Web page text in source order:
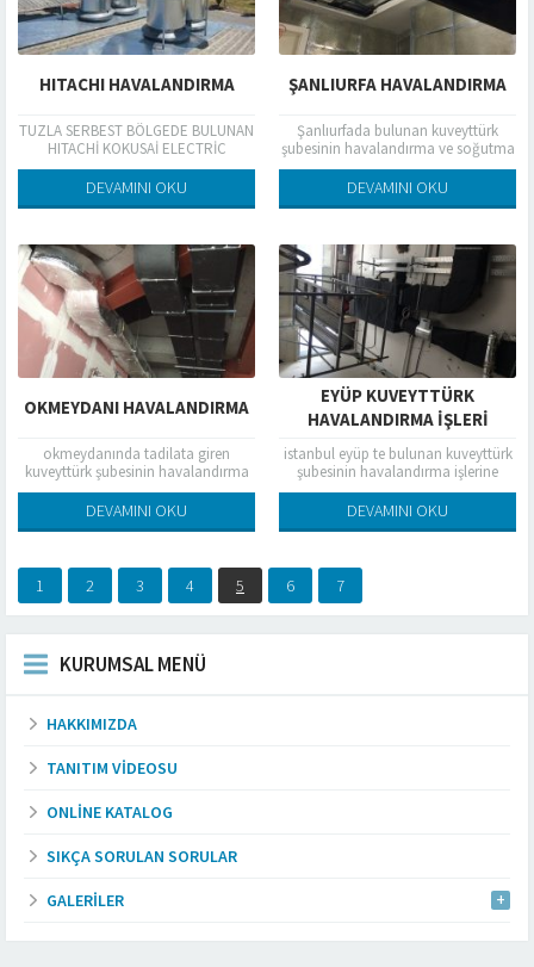
HITACHI HAVALANDIRMA
TUZLA SERBEST BÖLGEDE BULUNAN
HITACHİ KOKUSAİ ELECTRİC
FİRMASININ HAVALANDIRMA VE BACA
SİSTEMLERİ FİRMAMIZ TARAFINDAN
YAPILMIŞTIR
DEVAMINI OKU
ŞANLIURFA HAVALANDIRMA
Şanlıurfada bulunan kuveyttürk
şubesinin havalandırma ve soğutma
işleri 04,04,2017 tarihinde bitirildi
DEVAMINI OKU
OKMEYDANI HAVALANDIRMA
okmeydanında tadilata giren
kuveyttürk şubesinin havalandırma
işleri bitmiş olmaktadır
DEVAMINI OKU
EYÜP KUVEYTTÜRK
HAVALANDIRMA IŞLERI
istanbul eyüp te bulunan kuveyttürk
şubesinin havalandırma işlerine
başlanılmış ve devam etmektedir
DEVAMINI OKU
1 2 3 4 5 6 7
KURUMSAL MENÜ
HAKKIMIZDA
TANITIM VIDEOSU
ONLINE KATALOG
SIKÇA SORULAN SORULAR
GALERILER